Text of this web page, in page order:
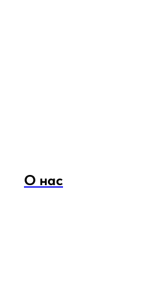
О нас